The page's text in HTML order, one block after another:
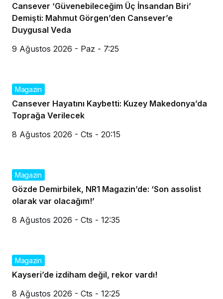
Cansever ‘Güvenebileceğim Üç İnsandan Biri’
Demişti: Mahmut Görgen’den Cansever’e
Duygusal Veda
9 Ağustos 2026 - Paz - 7:25
Magazin
Cansever Hayatını Kaybetti: Kuzey Makedonya’da
Toprağa Verilecek
8 Ağustos 2026 - Cts - 20:15
Magazin
Gözde Demirbilek, NR1 Magazin’de: ‘Son assolist
olarak var olacağım!’
8 Ağustos 2026 - Cts - 12:35
Magazin
Kayseri’de izdiham değil, rekor vardı!
8 Ağustos 2026 - Cts - 12:25